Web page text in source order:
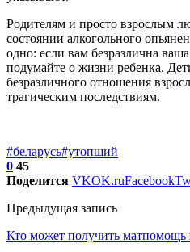
Родителям и просто взрослым
состоянии алкогольного
одно: если вам безразлична
подумайте о жизни ребенка.
безразличного отношения
трагическим последствиям.
#беларусь#утопший
0 45
Поделится VKOK.ruFacebook
Предыдущая запись
Кто может получить матпомощь